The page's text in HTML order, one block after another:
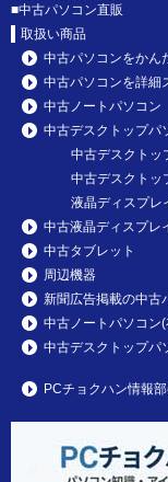
■中古パソコン直販
取扱い商品
中古パソコンをかん
中古パソコンを詳細
中古ノートパソコン
中古デスクトップパ
中古デスクトッ
中古デスクトッ
液晶ディスプレ
中古液晶ディスプレ
中古タブレット
周辺機器
新聞広告掲載の中古
中古ノートパソコン
中古デスクトップパ
PCチョクハン情報